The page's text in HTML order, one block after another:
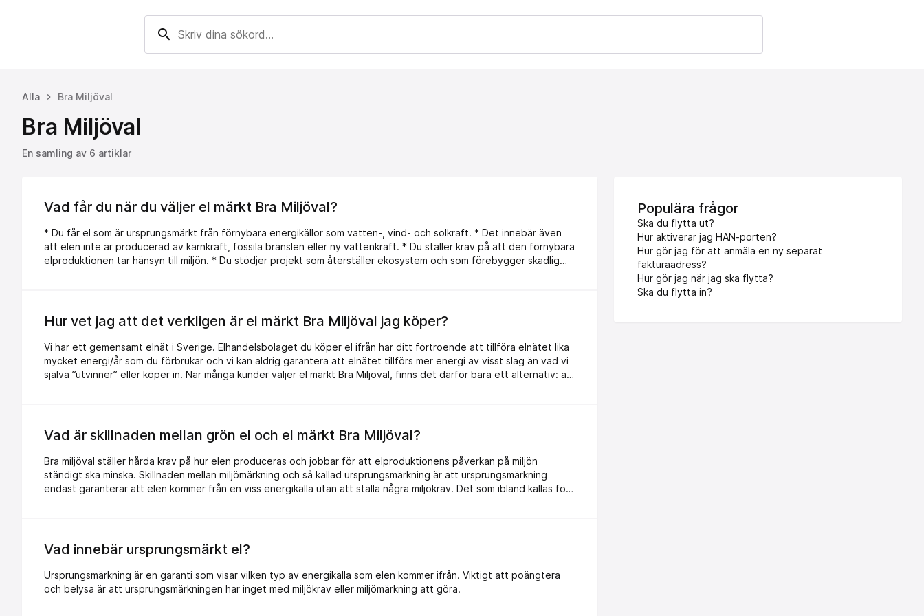
search
Alla keyboard_arrow_right Bra Miljöval
Bra Miljöval
En samling av 6 artiklar
Vad får du när du väljer el märkt Bra Miljöval?
* Du får el som är ursprungsmärkt från förnybara energikällor som vatten-, vind- och solkraft. * Det innebär även
att elen inte är producerad av kärnkraft, fossila bränslen eller ny vattenkraft. * Du ställer krav på att den förnybara
elproduktionen tar hänsyn till miljön. * Du stödjer projekt som återställer ekosystem och som förebygger skadlig
Hur vet jag att det verkligen är el märkt Bra Miljöval jag köper?
Vi har ett gemensamt elnät i Sverige. Elhandelsbolaget du köper el ifrån har ditt förtroende att tillföra elnätet lika
mycket energi/år som du förbrukar och vi kan aldrig garantera att elnätet tillförs mer energi av visst slag än vad vi
själva ”utvinner” eller köper in. När många kunder väljer el märkt Bra Miljöval, finns det därför bara ett alternativ: att
med en vattentunna: En vattentunna (elnätet) har ett antal hål där vattnet strilar ut (energikonsumenter) och
några slangar som fyller på (energileverantör) med rent bäckvatten och smutsigt avloppsvatten. Det är du som
bestämmer vilket vatten som tunnan bör fyllas med.
Vad är skillnaden mellan grön el och el märkt Bra Miljöval?
Bra miljöval ställer hårda krav på hur elen produceras och jobbar för att elproduktionens påverkan på miljön
ständigt ska minska. Skillnaden mellan miljömärkning och så kallad ursprungsmärkning är att ursprungsmärkning
endast garanterar att elen kommer från en viss energikälla utan att ställa några miljökrav. Det som ibland kallas för
Vad innebär ursprungsmärkt el?
Ursprungsmärkning är en garanti som visar vilken typ av energikälla som elen kommer ifrån. Viktigt att poängtera
och belysa är att ursprungsmärkningen har inget med miljökrav eller miljömärkning att göra.
Populära frågor
Ska du flytta ut?
Hur aktiverar jag HAN-porten?
Hur gör jag för att anmäla en ny separat
fakturaadress?
Hur gör jag när jag ska flytta?
Ska du flytta in?